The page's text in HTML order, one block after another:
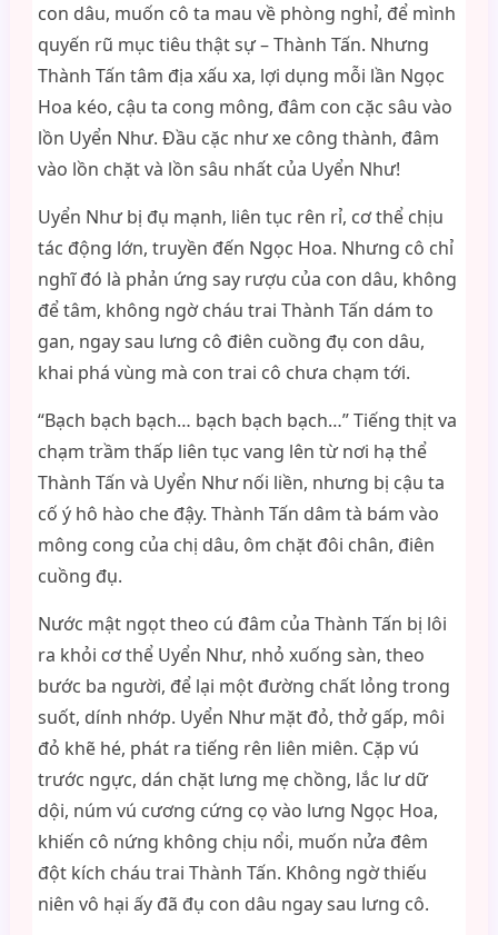
con dâu, muốn cô ta mau về phòng nghỉ, để mình
quyến rũ mục tiêu thật sự – Thành Tấn. Nhưng
Thành Tấn tâm địa xấu xa, lợi dụng mỗi lần Ngọc
Hoa kéo, cậu ta cong mông, đâm con cặc sâu vào
lồn Uyển Như. Đầu cặc như xe công thành, đâm
vào lồn chặt và lồn sâu nhất của Uyển Như!
Uyển Như bị đụ mạnh, liên tục rên rỉ, cơ thể chịu
tác động lớn, truyền đến Ngọc Hoa. Nhưng cô chỉ
nghĩ đó là phản ứng say rượu của con dâu, không
để tâm, không ngờ cháu trai Thành Tấn dám to
gan, ngay sau lưng cô điên cuồng đụ con dâu,
khai phá vùng mà con trai cô chưa chạm tới.
“Bạch bạch bạch… bạch bạch bạch…” Tiếng thịt va
chạm trầm thấp liên tục vang lên từ nơi hạ thể
Thành Tấn và Uyển Như nối liền, nhưng bị cậu ta
cố ý hô hào che đậy. Thành Tấn dâm tà bám vào
mông cong của chị dâu, ôm chặt đôi chân, điên
cuồng đụ.
Nước mật ngọt theo cú đâm của Thành Tấn bị lôi
ra khỏi cơ thể Uyển Như, nhỏ xuống sàn, theo
bước ba người, để lại một đường chất lỏng trong
suốt, dính nhớp. Uyển Như mặt đỏ, thở gấp, môi
đỏ khẽ hé, phát ra tiếng rên liên miên. Cặp vú
trước ngực, dán chặt lưng mẹ chồng, lắc lư dữ
dội, núm vú cương cứng cọ vào lưng Ngọc Hoa,
khiến cô nứng không chịu nổi, muốn nửa đêm
đột kích cháu trai Thành Tấn. Không ngờ thiếu
niên vô hại ấy đã đụ con dâu ngay sau lưng cô.